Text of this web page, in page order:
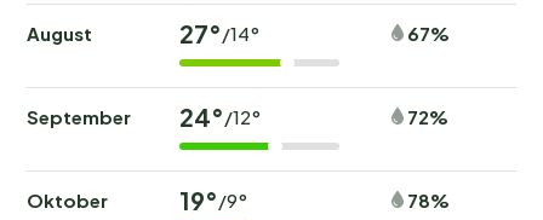
August 27°/14° 67%
September 24°/12° 72%
Oktober 19°/9° 78%